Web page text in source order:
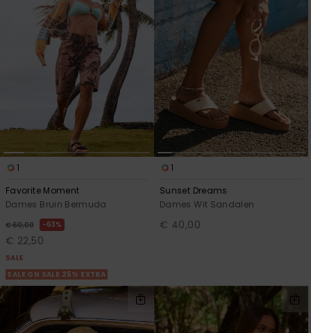
1
Favorite Moment
Dames Bruin Bermuda
€ 60,00 63%
€ 22,50
SALE
SALE ON SALE 25% EXTRA
1
Sunset Dreams
Dames Wit Sandalen
€ 40,00